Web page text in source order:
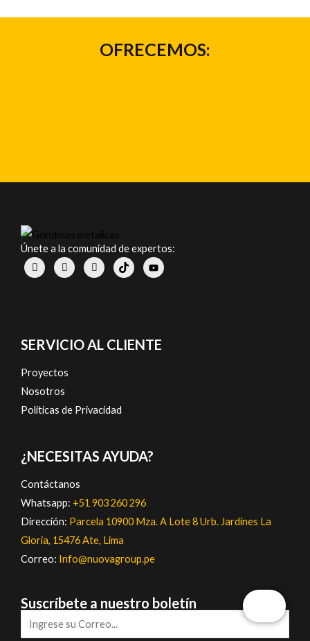
OFRECEMOS:
Únete a la comunidad de expertos:
SERVICIO AL CLIENTE
Proyectos
Nosotros
Políticas de Privacidad
¿NECESITAS AYUDA?
Contáctanos
Whatsapp: +51 903 260 296
Dirección: Parcela 10900 Mza. A Lote 8 Urb. Jardines La
Gloria, 15476 Ate, Lima
Correo: Info@nuovagroup.pe
Suscríbete a nuestro boletín